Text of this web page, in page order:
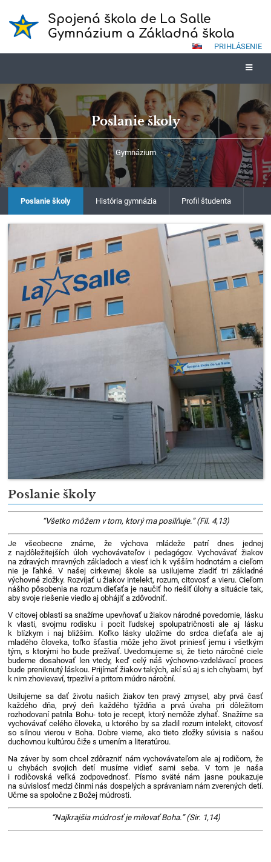
Spojená škola de La Salle
Gymnázium a Základná škola
PRIHLÁSENIE
Poslanie školy
Gymnázium
Poslanie školy História gymnázia Profil študenta
Poslanie školy
“Všetko môžem v tom, ktorý ma posilňuje.” (Fil. 4,13)
Je všeobecne známe, že výchova mládeže patrí dnes jednej
z najdôležitejších úloh vychovávateľov i pedagógov. Vychovávať žiakov
na zdravých mravných základoch a viesť ich k vyšším hodnotám a cieľom
nie je ľahké. V našej cirkevnej škole sa usilujeme zladiť tri základné
výchovné zložky. Rozvíjať u žiakov intelekt, rozum, citovosť a vieru. Cieľom
nášho pôsobenia na rozum dieťaťa je naučiť ho riešiť úlohy a situácie tak,
aby svoje riešenie viedlo aj obhájiť a zdôvodniť.
V citovej oblasti sa snažíme upevňovať u žiakov národné povedomie, lásku
k vlasti, svojmu rodisku i pocit ľudskej spolupatričnosti ale aj lásku
k blízkym i naj bližším. Koľko lásky uložíme do srdca dieťaťa ale aj
mladého človeka, toľko šťastia môže jeho život priniesť jemu i všetkým
tým, s ktorými ho bude prežívať. Uvedomujeme si, že tieto náročné ciele
budeme dosahovať len vtedy, keď celý náš výchovno-vzdelávací proces
bude preniknutý láskou. Prijímať žiakov takých, akí sú aj s ich chybami, byť
k nim zhovievaví, trpezliví a pritom múdro nároční.
Usilujeme sa dať životu našich žiakov ten pravý zmysel, aby prvá časť
každého dňa, prvý deň každého týždňa a prvá úvaha pri dôležitom
rozhodovaní patrila Bohu- toto je recept, ktorý nemôže zlyhať. Snažíme sa
vychovávať celého človeka, u ktorého by sa zladil rozum intelekt, citovosť
so silnou vierou v Boha. Dobre vieme, ako tieto zložky súvisia s našou
duchovnou kultúrou čiže s umením a literatúrou.
Na záver by som chcel zdôrazniť nám vychovávateľom ale aj rodičom, že
u chybách svojich detí musíme vidieť sami seba. V tom je naša
i rodičovská veľká zodpovednosť. Písmo sväté nám jasne poukazuje
na súvislosť medzi činmi nás dospelých a správaniam nám zverených detí.
Učme sa spoločne z Božej múdrosti.
“Najkrajšia múdrosť je milovať Boha.” (Sir. 1,14)